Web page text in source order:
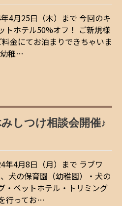
4月25日（木）まで 今回のキ
トホテル50%オフ！ ご新規様
金にてお泊まりできちゃいま
稚…
しつけ相談会開催♪
年4月8日（月）まで ラブワ
犬の保育園（幼稚園）・犬の
・ペットホテル・トリミング
行ってお…